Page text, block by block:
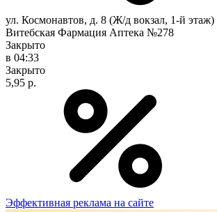
ул. Космонавтов, д. 8 (Ж/д вокзал, 1-й этаж)
Витебская Фармация Аптека №278
Закрыто
в 04:33
Закрыто
5,95 р.
Эффективная реклама на сайте